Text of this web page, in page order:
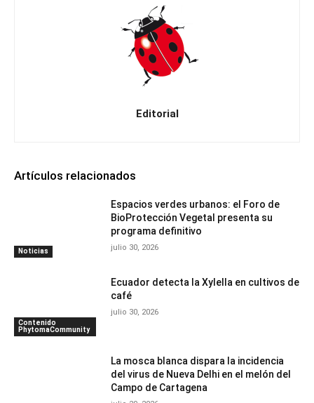
Editorial
Artículos relacionados
Noticias
Espacios verdes urbanos: el Foro de
BioProtección Vegetal presenta su
programa definitivo
julio 30, 2026
Contenido
PhytomaCommunity
Ecuador detecta la Xylella en cultivos de
café
julio 30, 2026
La mosca blanca dispara la incidencia
del virus de Nueva Delhi en el melón del
Campo de Cartagena